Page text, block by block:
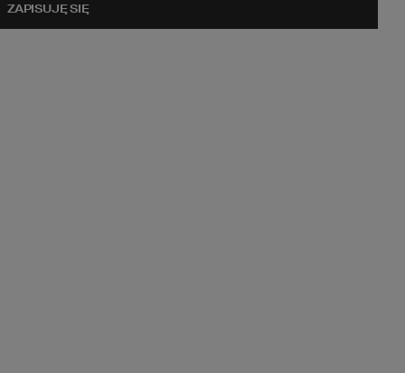
ZAPISUJĘ SIĘ
wyzwań i decyzji. Od wyboru działki,
decyzji. Omówimy dokładnie
szczegółowego planowania i